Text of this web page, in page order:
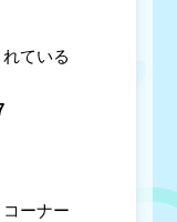
ている
ーナー